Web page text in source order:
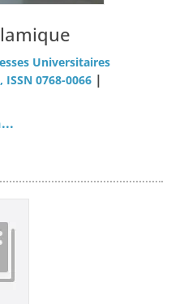
Universitaires
ISSN 0768-0066 |